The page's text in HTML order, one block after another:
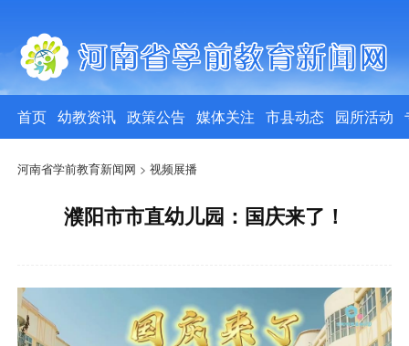
首页 幼教资讯 政策公告 媒体关注 市县动态 园所活动
河南省学前教育新闻网 >视频展播
濮阳市市直幼儿园：国庆来了！